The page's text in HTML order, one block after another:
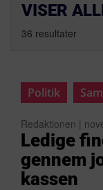
VISER
36 resultater
Politik
Redaktionen |
Ledige
gennem
kassen